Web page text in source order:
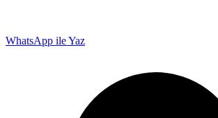
WhatsApp ile Yaz